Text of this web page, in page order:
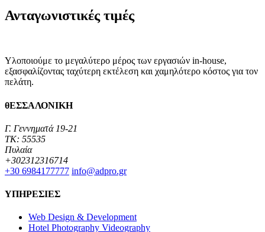
Ανταγωνιστικές τιμές
Υλοποιούμε το μεγαλύτερο μέρος των εργασιών in-house,
εξασφαλίζοντας ταχύτερη εκτέλεση και χαμηλότερο κόστος για τον
πελάτη.
θΕΣΣΑΛΟΝΙΚΗ
Γ. Γεννηματά 19-21
TK: 55535
Πυλαία
+302312316714
+30 6984177777‬ info@adpro.gr
ΥΠΗΡΕΣΙΕΣ
Web Design & Development
Hotel Photography Videography